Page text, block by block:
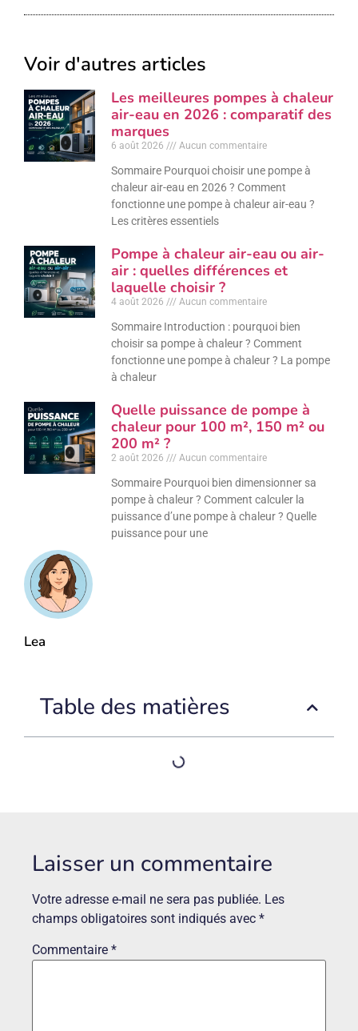
Lea
Table des matières
Voir d'autres articles
Les meilleures pompes à chaleur
air-eau en 2026 : comparatif des
marques
6 août 2026 Aucun commentaire
Sommaire Pourquoi choisir une pompe à
chaleur air-eau en 2026 ? Comment
fonctionne une pompe à chaleur air-eau ?
Les critères essentiels
Pompe à chaleur air-eau ou air-
air : quelles différences et
laquelle choisir ?
4 août 2026 Aucun commentaire
Sommaire Introduction : pourquoi bien
choisir sa pompe à chaleur ? Comment
fonctionne une pompe à chaleur ? La pompe
à chaleur
Quelle puissance de pompe à
chaleur pour 100 m², 150 m² ou
200 m² ?
2 août 2026 Aucun commentaire
Sommaire Pourquoi bien dimensionner sa
pompe à chaleur ? Comment calculer la
puissance d’une pompe à chaleur ? Quelle
puissance pour une
Laisser un commentaire
Votre adresse e-mail ne sera pas publiée. Les
champs obligatoires sont indiqués avec *
Commentaire *